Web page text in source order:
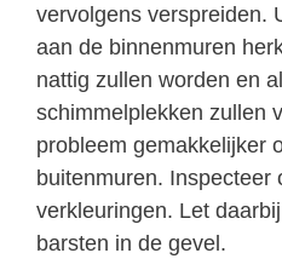
vervolgens verspreiden.
aan de binnenmuren
nattig zullen worden en
schimmelplekken zullen
probleem gemakkelijker
buitenmuren. Inspecteer
verkleuringen. Let
barsten in de gevel.